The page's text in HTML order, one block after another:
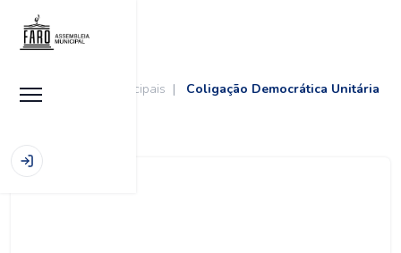
Início Grupos Municipais | Coligação Democrática Unitária